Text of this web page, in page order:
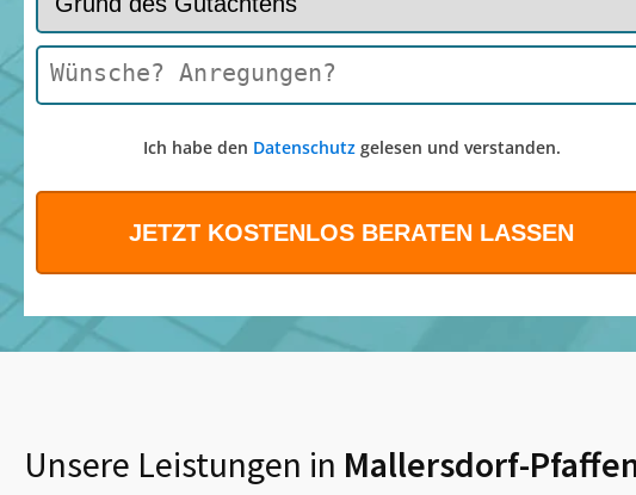
Ich habe den Datenschutzgelesen und verstanden.
Unsere Leistungen in Mallersdorf-